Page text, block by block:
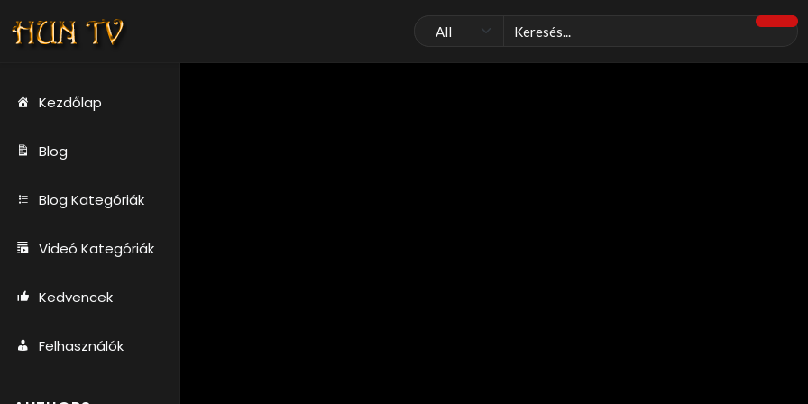
Kezdőlap
Blog
Blog Kategóriák
Videó Kategóriák
Kedvencek
Felhasználók